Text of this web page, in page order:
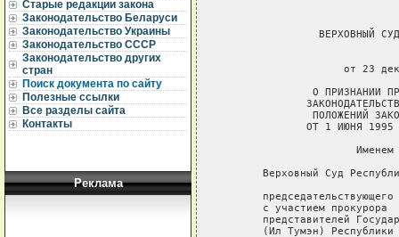
Старые редакции закона
Законодательство Беларуси
Законодательство Украины
Законодательство СССР
Законодательство других
стран
Поиск документа по сайту
Полезные ссылки
Все разделы сайта
Контакты
Реклама